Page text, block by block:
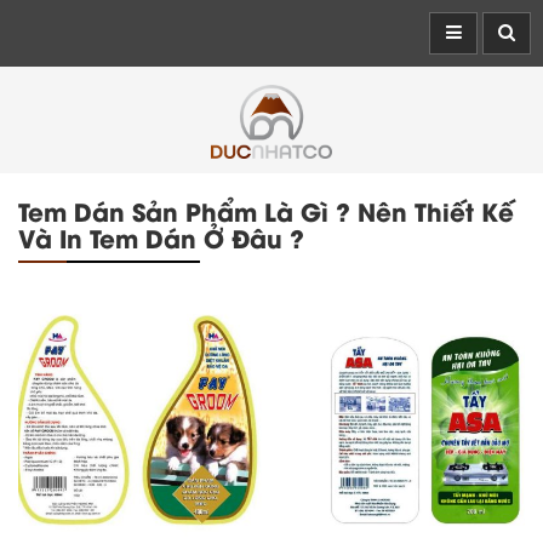
Tem Dán Sản Phẩm Là Gì ? Nên Thiết Kế
Và In Tem Dán Ở Đâu ?